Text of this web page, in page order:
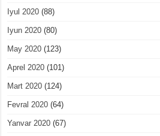
Iyul 2020 (88)
Iyun 2020 (80)
May 2020 (123)
Aprel 2020 (101)
Mart 2020 (124)
Fevral 2020 (64)
Yanvar 2020 (67)